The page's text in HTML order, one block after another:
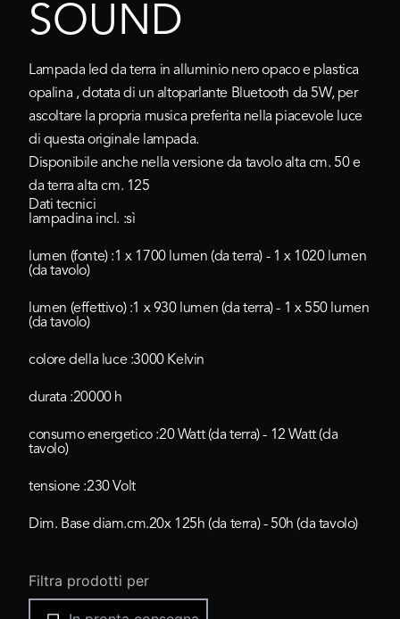
SOUND
Lampada led da terra in alluminio nero opaco e plastica
opalina , dotata di un altoparlante Bluetooth da 5W, per
ascoltare la propria musica preferita nella piacevole luce
di questa originale lampada.
Disponibile anche nella versioneda tavoloalta cm. 50 e
da terra alta cm. 125
Dati tecnici
lampadina incl. :sì
lumen (fonte) :1 x 1700 lumen (da terra) - 1 x 1020 lumen
(da tavolo)
lumen (effettivo) :1 x 930 lumen (da terra) - 1 x 550 lumen
(da tavolo)
colore della luce :3000 Kelvin
durata :20000 h
consumo energetico :20Watt (da terra) - 12 Watt (da
tavolo)
tensione :230 Volt
Dim. Base diam.cm.20x 125h (da terra) - 50h (da tavolo)
Filtra prodotti per